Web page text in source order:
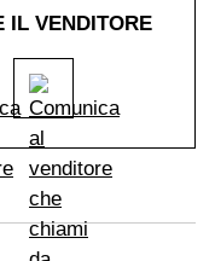
IL VENDITORE